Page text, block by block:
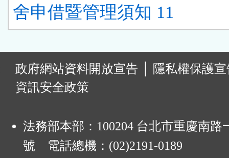
舍申借暨管理須知 11
政府網站資料開放宣告
隱私權保護
資訊安全政策
法務部本部：100204 台北市重慶南路
號 電話總機：(02)2191-0189